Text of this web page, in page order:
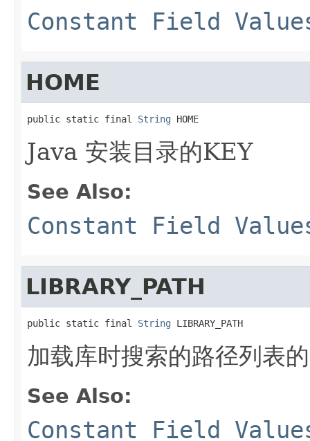
Constant Field
HOME
public static final String HOME
Java 安装目录的KEY
See Also:
Constant Field
LIBRARY_PATH
public static final String LIBRARY_PATH
加载库时搜索的路径列表
See Also:
Constant Field